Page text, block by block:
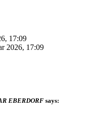
17:09
2026, 17:09
EBERDORF says: